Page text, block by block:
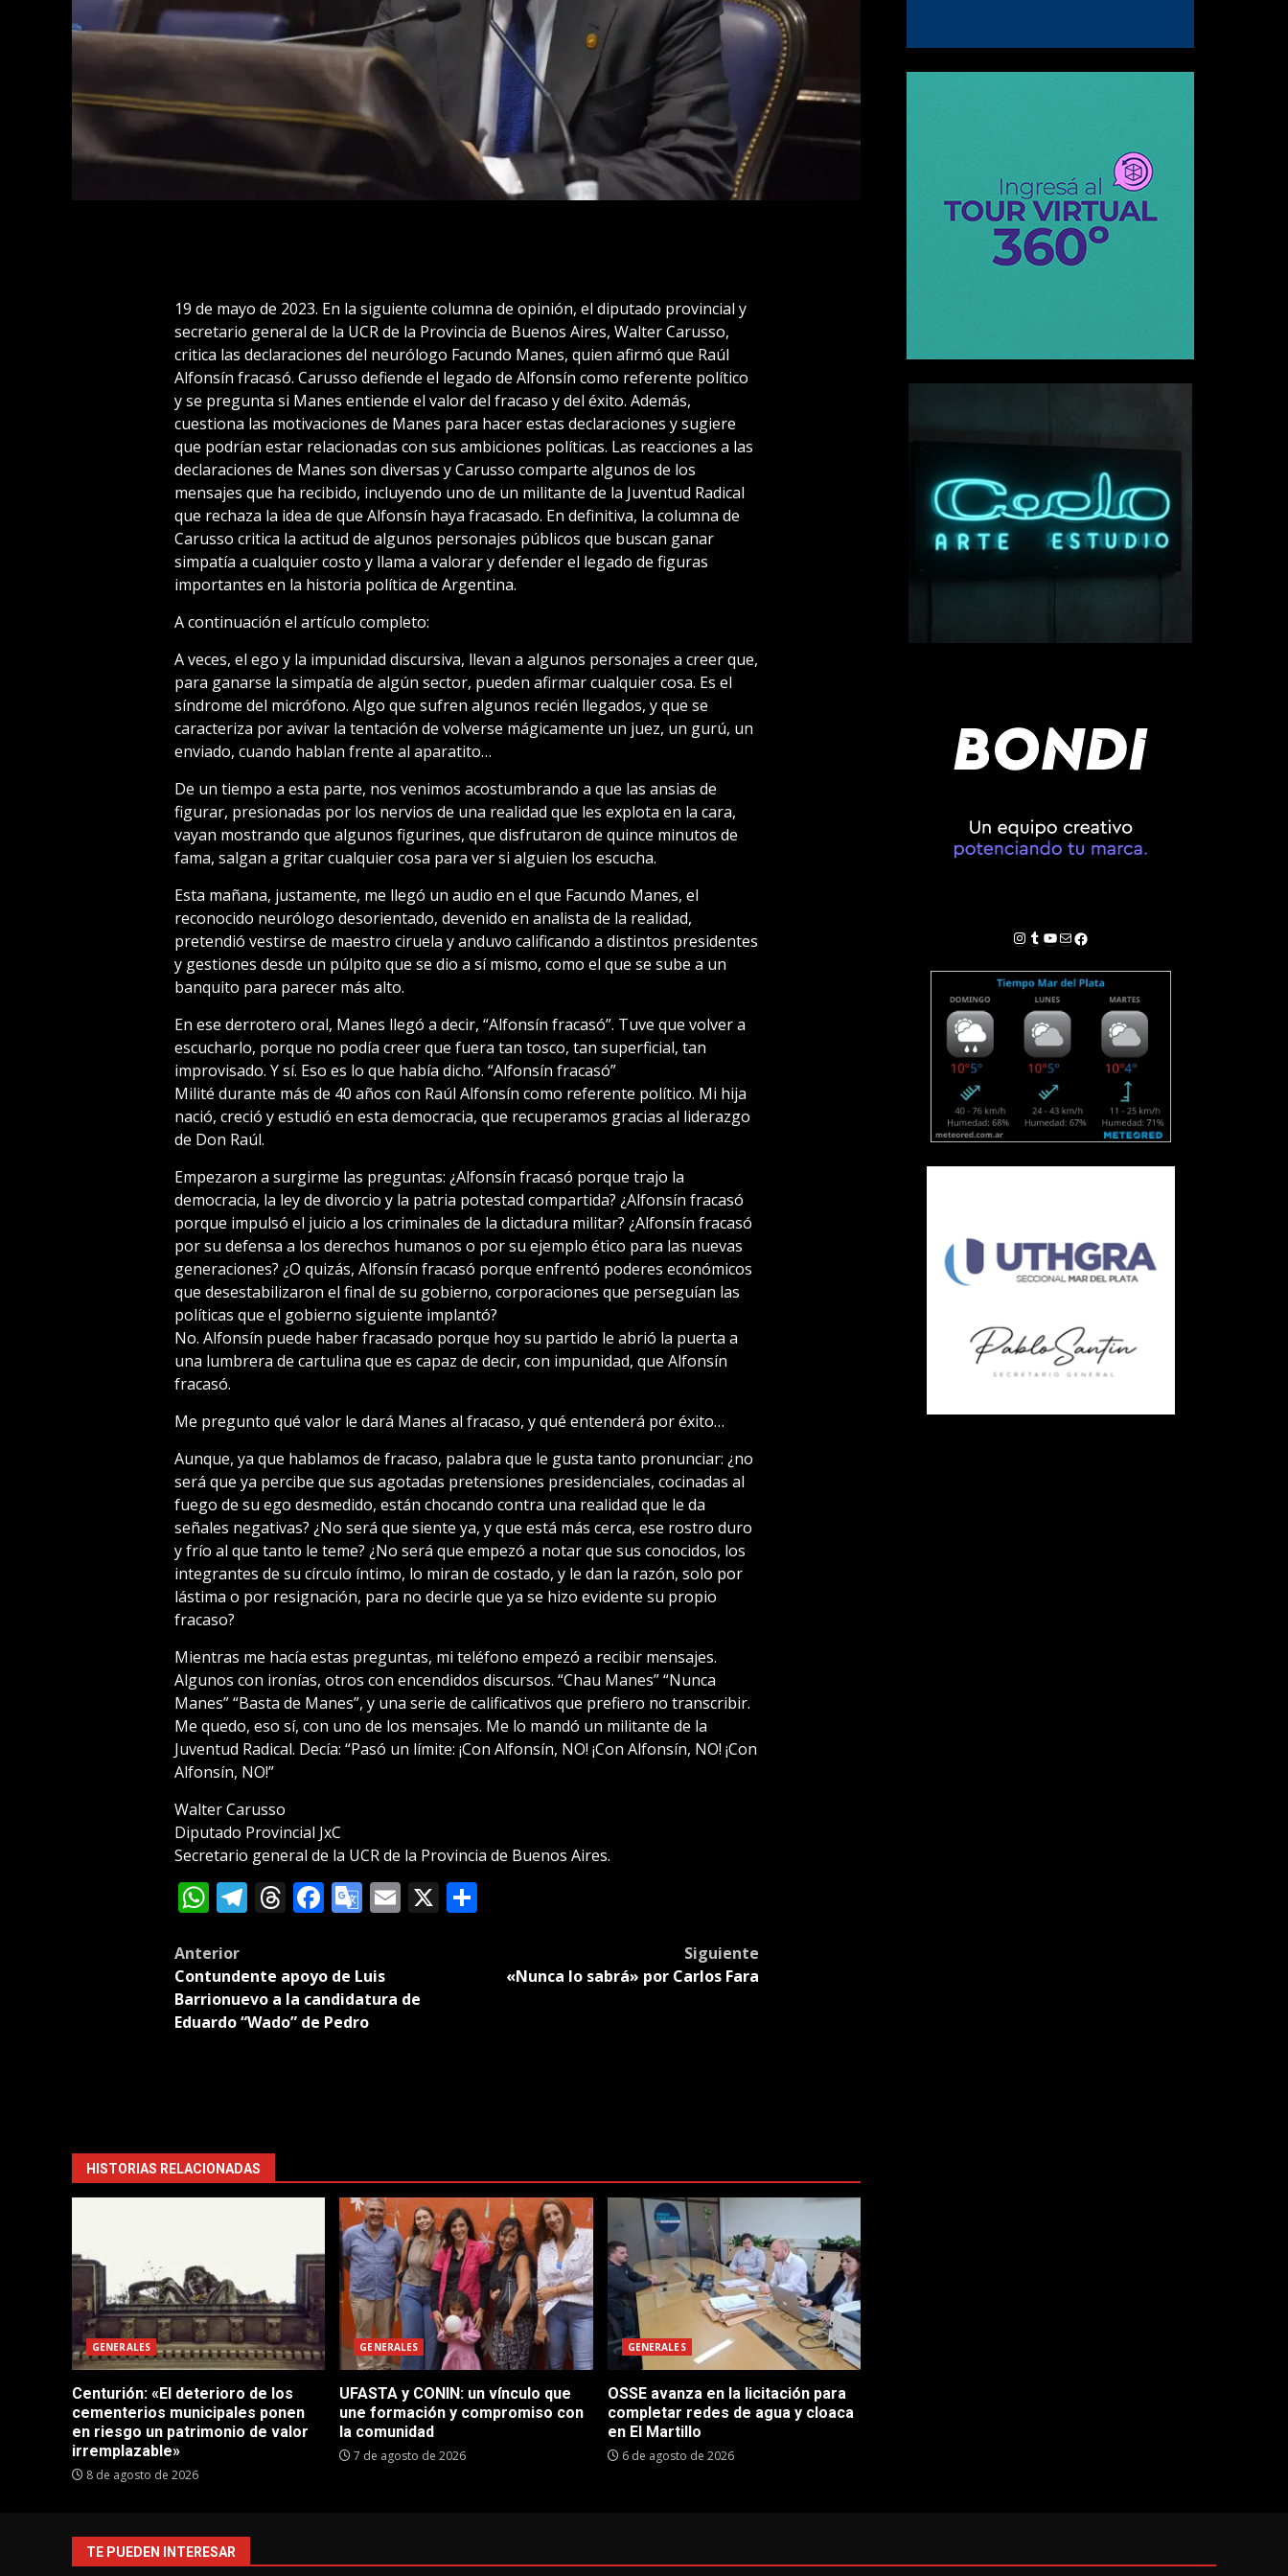
19 de mayo de 2023. En la siguiente columna de opinión, el diputado provincial y
secretario general de la UCR de la Provincia de Buenos Aires, Walter Carusso,
critica las declaraciones del neurólogo Facundo Manes, quien afirmó que Raúl
Alfonsín fracasó. Carusso defiende el legado de Alfonsín como referente político
y se pregunta si Manes entiende el valor del fracaso y del éxito. Además,
cuestiona las motivaciones de Manes para hacer estas declaraciones y sugiere
que podrían estar relacionadas con sus ambiciones políticas. Las reacciones a las
declaraciones de Manes son diversas y Carusso comparte algunos de los
mensajes que ha recibido, incluyendo uno de un militante de la Juventud Radical
que rechaza la idea de que Alfonsín haya fracasado. En definitiva, la columna de
Carusso critica la actitud de algunos personajes públicos que buscan ganar
simpatía a cualquier costo y llama a valorar y defender el legado de figuras
importantes en la historia política de Argentina.
A continuación el artículo completo:
A veces, el ego y la impunidad discursiva, llevan a algunos personajes a creer que,
para ganarse la simpatía de algún sector, pueden afirmar cualquier cosa. Es el
síndrome del micrófono. Algo que sufren algunos recién llegados, y que se
caracteriza por avivar la tentación de volverse mágicamente un juez, un gurú, un
enviado, cuando hablan frente al aparatito…
De un tiempo a esta parte, nos venimos acostumbrando a que las ansias de
figurar, presionadas por los nervios de una realidad que les explota en la cara,
vayan mostrando que algunos figurines, que disfrutaron de quince minutos de
fama, salgan a gritar cualquier cosa para ver si alguien los escucha.
Esta mañana, justamente, me llegó un audio en el que Facundo Manes, el
reconocido neurólogo desorientado, devenido en analista de la realidad,
pretendió vestirse de maestro ciruela y anduvo calificando a distintos presidentes
y gestiones desde un púlpito que se dio a sí mismo, como el que se sube a un
banquito para parecer más alto.
En ese derrotero oral, Manes llegó a decir, “Alfonsín fracasó”. Tuve que volver a
escucharlo, porque no podía creer que fuera tan tosco, tan superficial, tan
improvisado. Y sí. Eso es lo que había dicho. “Alfonsín fracasó”
Milité durante más de 40 años con Raúl Alfonsín como referente político. Mi hija
nació, creció y estudió en esta democracia, que recuperamos gracias al liderazgo
de Don Raúl.
Empezaron a surgirme las preguntas: ¿Alfonsín fracasó porque trajo la
democracia, la ley de divorcio y la patria potestad compartida? ¿Alfonsín fracasó
porque impulsó el juicio a los criminales de la dictadura militar? ¿Alfonsín fracasó
por su defensa a los derechos humanos o por su ejemplo ético para las nuevas
generaciones? ¿O quizás, Alfonsín fracasó porque enfrentó poderes económicos
que desestabilizaron el final de su gobierno, corporaciones que perseguían las
políticas que el gobierno siguiente implantó?
No. Alfonsín puede haber fracasado porque hoy su partido le abrió la puerta a
una lumbrera de cartulina que es capaz de decir, con impunidad, que Alfonsín
fracasó.
Me pregunto qué valor le dará Manes al fracaso, y qué entenderá por éxito…
Aunque, ya que hablamos de fracaso, palabra que le gusta tanto pronunciar: ¿no
será que ya percibe que sus agotadas pretensiones presidenciales, cocinadas al
fuego de su ego desmedido, están chocando contra una realidad que le da
señales negativas? ¿No será que siente ya, y que está más cerca, ese rostro duro
y frío al que tanto le teme? ¿No será que empezó a notar que sus conocidos, los
integrantes de su círculo íntimo, lo miran de costado, y le dan la razón, solo por
lástima o por resignación, para no decirle que ya se hizo evidente su propio
fracaso?
Mientras me hacía estas preguntas, mi teléfono empezó a recibir mensajes.
Algunos con ironías, otros con encendidos discursos. “Chau Manes” “Nunca
Manes” “Basta de Manes”, y una serie de calificativos que prefiero no transcribir.
Me quedo, eso sí, con uno de los mensajes. Me lo mandó un militante de la
Juventud Radical. Decía: “Pasó un límite: ¡Con Alfonsín, NO! ¡Con Alfonsín, NO! ¡Con
Alfonsín, NO!”
Walter Carusso
Diputado Provincial JxC
Secretario general de la UCR de la Provincia de Buenos Aires.
WhatsApp
Telegram
Threads
Facebook
Google
Email
X Compartir
Post
navigation
Anterior
Contundente apoyo de Luis
Barrionuevo a la candidatura de
Eduardo “Wado” de Pedro
Siguiente
«Nunca lo sabrá» por Carlos Fara
HISTORIAS RELACIONADAS
GENERALES
Centurión: «El deterioro de los
cementerios municipales ponen
en riesgo un patrimonio de valor
irremplazable»
8 de agosto de 2026
GENERALES
UFASTA y CONIN: un vínculo que
une formación y compromiso con
la comunidad
7 de agosto de 2026
GENERALES
OSSE avanza en la licitación para
completar redes de agua y cloaca
en El Martillo
6 de agosto de 2026
Instagram
Tumblr
YouTube
Correo electrónico
Facebook
TE PUEDEN INTERESAR